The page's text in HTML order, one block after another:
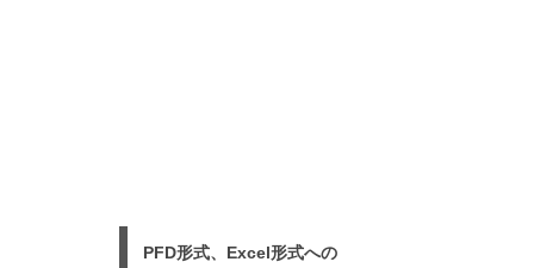
PFD形式、Excel形式への